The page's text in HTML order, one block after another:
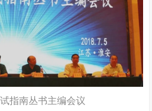
指南丛书主编会议